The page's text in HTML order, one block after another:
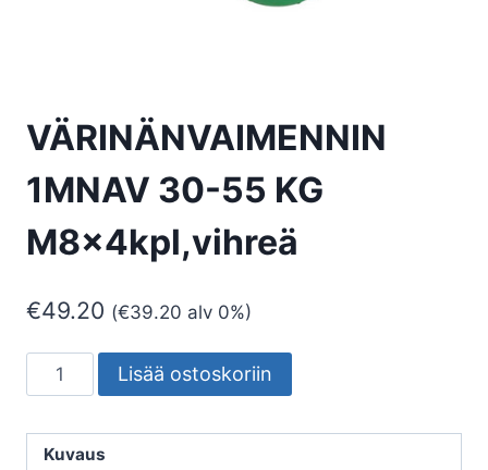
VÄRINÄNVAIMENNIN
1MNAV 30-55 KG
M8x4kpl,vihreä
€49.20 (€39.20 alv 0%)
VÄRINÄNVAIMENNIN
1MNAV
55
Lisää ostoskoriin
Kuvaus